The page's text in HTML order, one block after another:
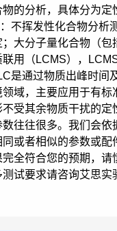
的分析，具体分为定
不挥发性化合物分析
大分子量化合物（包
用（LCMS），
是通过物质出峰时间
域，主要应用于有标
受其余物质干扰的定
往往很多。我们会依
或者相似的参数或配
全符合您的预期，请
试要求请咨询艾思实